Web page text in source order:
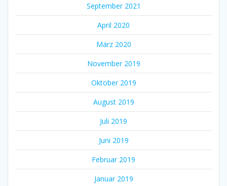
September 2021
April 2020
März 2020
November 2019
Oktober 2019
August 2019
Juli 2019
Juni 2019
Februar 2019
Januar 2019